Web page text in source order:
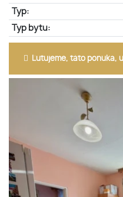
Typ:
Typ bytu:
Ľutujeme, táto ponuka,